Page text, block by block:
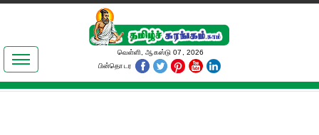
இலக்கியங்கள்
தமிழ் உலகம்
வெள்ளி, ஆகஸ்டு 07, 2026
பின்தொடர